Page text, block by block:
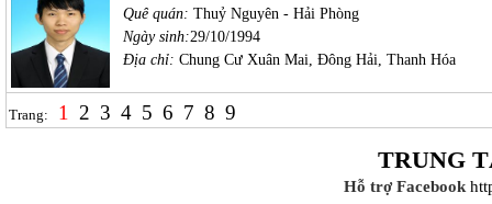
Quê quán: Thuỷ Nguyên - Hải Phòng
Ngày sinh:29/10/1994
Địa chỉ: Chung Cư Xuân Mai, Đông Hải, Thanh Hóa
Trang: 1 2 3 4 5 6 7 8 9
TRUNG
Hỗ trợ Facebook